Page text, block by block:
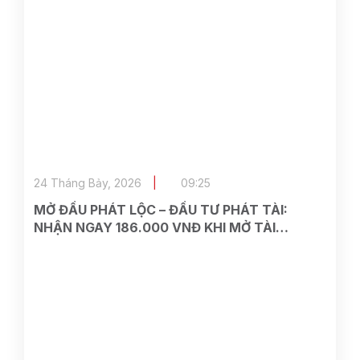
MỞ ĐẦU PHÁT LỘC – ĐẦU TƯ PHÁT TÀI:
NHẬN NGAY 186.000 VNĐ KHI MỞ TÀI
24 Tháng Bảy, 2026 09:25